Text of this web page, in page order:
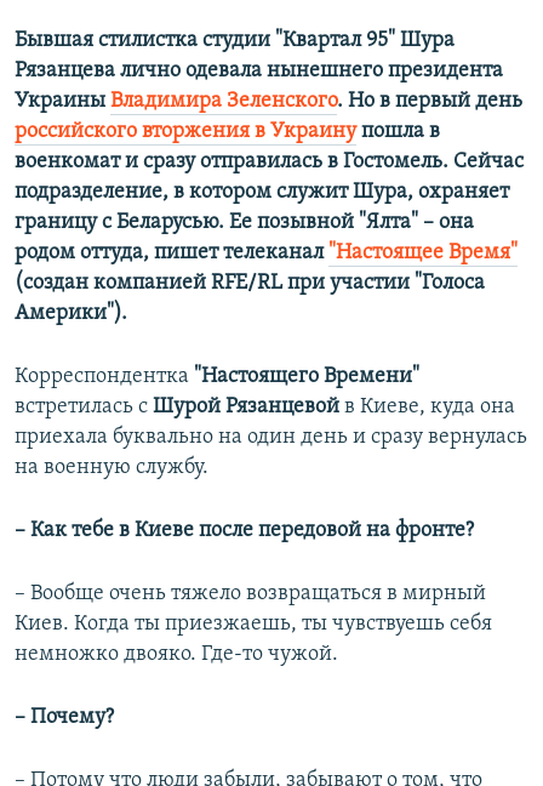
Бывшая стилистка студии "Квартал 95" Шура
Рязанцева лично одевала нынешнего президента
Украины Владимира Зеленского. Но в первый день
российского вторжения в Украинупошла в
военкомат и сразу отправилась в Гостомель. Сейчас
подразделение, в котором служит Шура, охраняет
границу с Беларусью. Ее позывной "Ялта" – она
родом оттуда, пишет телеканал "Настоящее Время"
(создан компанией RFE/RL при участии "Голоса
Америки"). ​
Корреспондентка "Настоящего Времени"
встретилась с Шурой Рязанцевой в Киеве, куда она
приехала буквально на один день и сразу вернулась
на военную службу.
– Как тебе в Киеве после передовой на фронте?
– Вообще очень тяжело возвращаться в мирный
Киев. Когда ты приезжаешь, ты чувствуешь себя
немножко двояко. Где-то чужой.
– Почему?
– Потому что люди забыли, забывают о том, что